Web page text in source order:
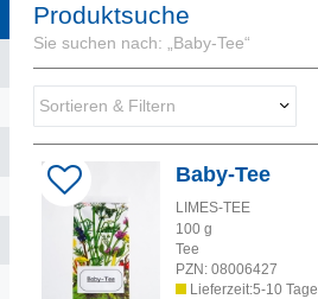
Produktsuche
Sie suchen nach: Baby-Tee“
Sortieren & Filtern
Sortieren nach:
Baby-Tee
LIMES-TEE
100 g
Tee
PZN: 08006427
Lieferzeit:5-10 Tage